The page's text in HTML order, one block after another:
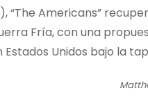
“The Americans”
Fría, con una
Estados Unidos bajo la